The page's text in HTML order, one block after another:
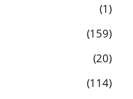
1
159
20
114